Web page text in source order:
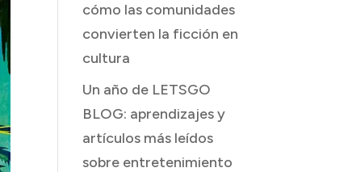
cómo las comunidades
convierten la ficción en
cultura
Un año de LETSGO
BLOG: aprendizajes y
artículos más leídos
sobre entretenimiento